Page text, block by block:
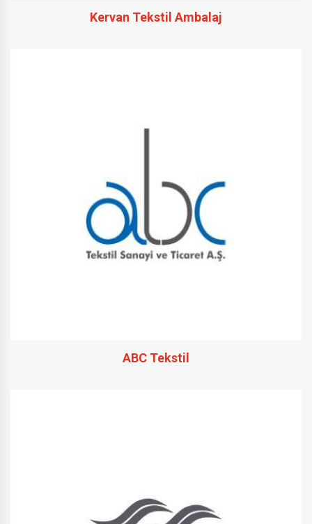
Kervan Tekstil Ambalaj
ABC Tekstil